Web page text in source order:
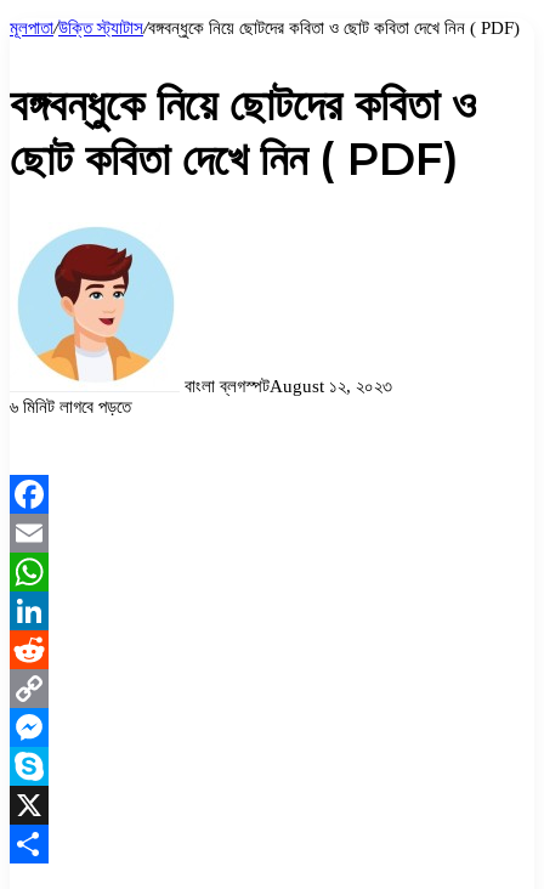
মূলপাতা/উক্তি স্ট্যাটাস/বঙ্গবন্ধুকে নিয়ে ছোটদের কবিতা ও ছোট কবিতা দেখে নিন ( PDF)
বঙ্গবন্ধুকে নিয়ে ছোটদের কবিতা ও
ছোট কবিতা দেখে নিন ( PDF)
বাংলা ব্লগস্পটAugust ১২, ২০২৩
৬ মিনিট লাগবে পড়তে
Facebook
Email
WhatsApp
LinkedIn
Reddit
Copy
Link
Messenger
Skype
X